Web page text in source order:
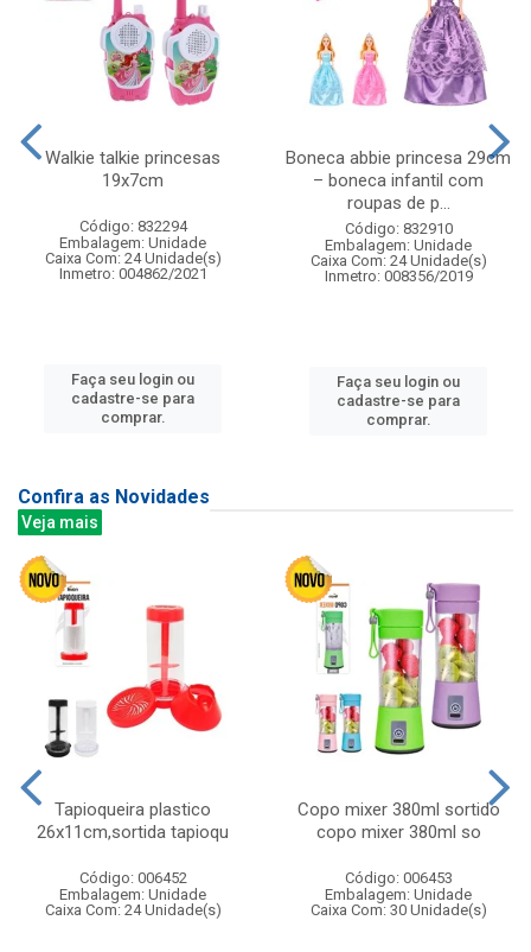
Walkie talkie princesas
19x7cm
Código: 832294
Embalagem: Unidade
Caixa Com: 24 Unidade(s)
Inmetro: 004862/2021
Faça seu login ou
cadastre-se para
comprar.
Boneca abbie princesa 29cm
– boneca infantil com
roupas de p...
Código: 832910
Embalagem: Unidade
Caixa Com: 24 Unidade(s)
Inmetro: 008356/2019
Faça seu login ou
cadastre-se para
comprar.
Confira as Novidades
Veja mais
Tapioqueira plastico
26x11cm,sortida tapioqu
Código: 006452
Embalagem: Unidade
Caixa Com: 24 Unidade(s)
Copo mixer 380ml sortido
copo mixer 380ml so
Código: 006453
Embalagem: Unidade
Caixa Com: 30 Unidade(s)